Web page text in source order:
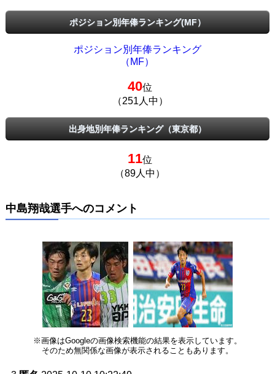
ポジション別年俸ランキング(MF）
ポジション別年俸ランキング
（MF）
40位
（251人中）
出身地別年俸ランキング（東京都）
11位
（89人中）
中島翔哉選手へのコメント
※画像はGoogleの画像検索機能の結果を表示しています。
そのため無関係な画像が表示されることもあります。